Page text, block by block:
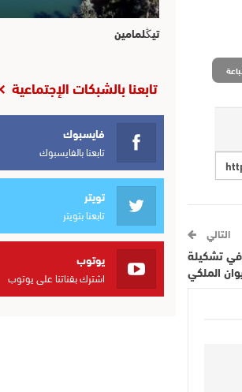
التالي
في تشكيلة
الملكي
تيڭلمامين
تابعنا بالشبكات الإجتماعية
فايسبوك
تابعنا بالفايسبوك
تويتر
تابعنا بتويتر
يوتوب
اشترك بقناتنا على يوتوب